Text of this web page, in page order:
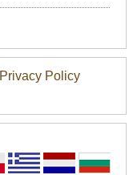
Privacy Policy